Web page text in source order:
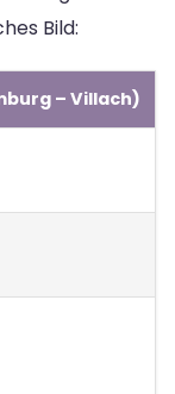
Bild:
– Villach)